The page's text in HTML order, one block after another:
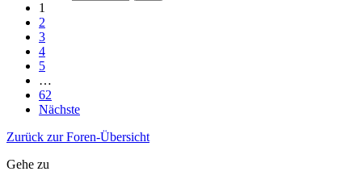
1
2
3
4
5
…
62
Nächste
Zurück zur Foren-Übersicht
Gehe zu